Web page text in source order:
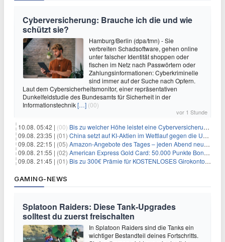
Cyberversicherung: Brauche ich die und wie
schützt sie?
Hamburg/Berlin (dpa/tmn) - Sie
verbreiten Schadsoftware, gehen online
unter falscher Identität shoppen oder
fischen im Netz nach Passwörtern oder
Zahlungsinformationen: Cyberkriminelle
sind immer auf der Suche nach Opfern.
Laut dem Cybersicherheitsmonitor, einer repräsentativen
Dunkelfeldstudie des Bundesamts für Sicherheit in der
Informationstechnik[…] (00)
vor 1 Stunde
10.08. 05:42 | (00) Bis zu welcher Höhe leistet eine Cyberversicherung?
09.08. 23:35 | (01) China setzt auf KI-Aktien im Wettlauf gegen die USA um Chip- und Technologiedominanz
09.08. 22:15 | (05) Amazon-Angebote des Tages – jeden Abend neue Deals zum Stöbern
09.08. 21:55 | (02) American Express Gold Card: 50.000 Punkte Bonus + Metall-Kreditkarte
09.08. 21:45 | (01) Bis zu 300€ Prämie für KOSTENLOSES Girokonto bei der Santander – 50€ schon nach 1 Woche!
GAMING-NEWS
Splatoon Raiders: Diese Tank-Upgrades
solltest du zuerst freischalten
In Splatoon Raiders sind die Tanks ein
wichtiger Bestandteil deines Fortschritts.